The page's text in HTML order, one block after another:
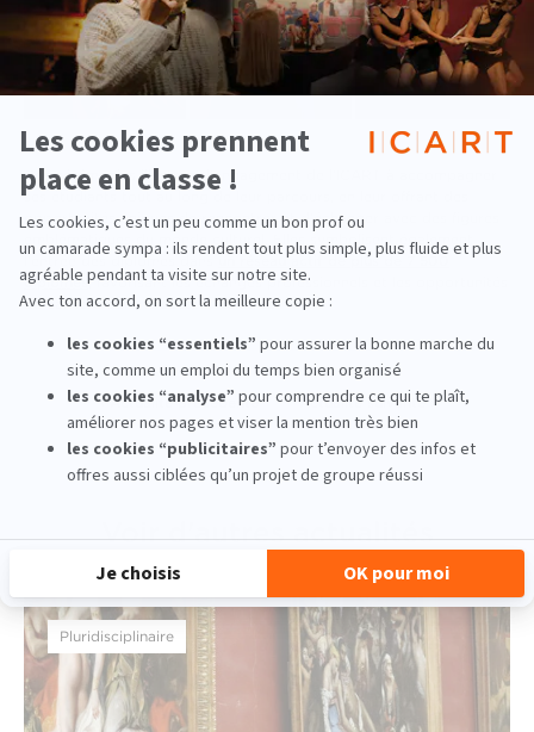
Ces cérémonies illustrent l'engagement de l'ICART à accompagner
ses étudiants tout au long de leur parcours, en leur offrant des
opportunités uniques de rencontrer et d'échanger avec des figures
emblématiques du monde culturel. Elles symbolisent également
l'entrée des diplômés dans
un réseau actif de plus de 7 500
diplômés, favorisant les échanges professionnels et les opportunités
de carrière dans le secteur culturel.​
‹ Actualité précedente Actualité suivante ›
Voir d'autres actualités
Pluridisciplinaire